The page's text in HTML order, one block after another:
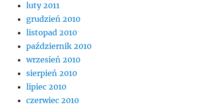
luty 2011
grudzień 2010
listopad 2010
październik 2010
wrzesień 2010
sierpień 2010
lipiec 2010
czerwiec 2010